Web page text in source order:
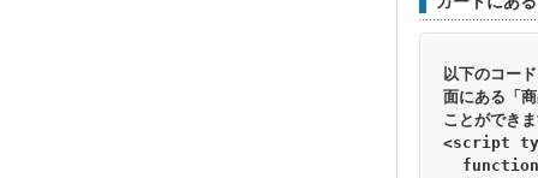
以下のコー
面にある「
ことができ
<script